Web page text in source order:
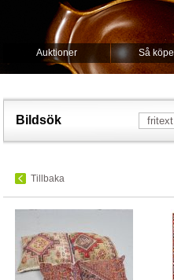
Auktioner Så
Bildsök
Tillbaka